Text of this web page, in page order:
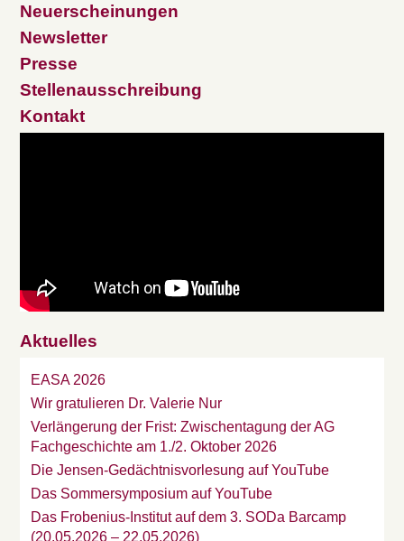
Neuerscheinungen
Newsletter
Presse
Stellenausschreibung
Kontakt
Aktuelles
EASA 2026
Wir gratulieren Dr. Valerie Nur
Verlängerung der Frist: Zwischentagung der AG
Fachgeschichte am 1./2. Oktober 2026
Die Jensen-Gedächtnisvorlesung auf YouTube
Das Sommersymposium auf YouTube
Das Frobenius-Institut auf dem 3. SODa Barcamp
(20.05.2026 – 22.05.2026)